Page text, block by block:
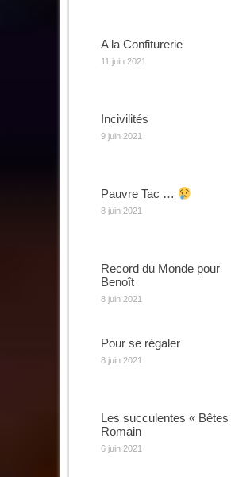
A la Confiturerie
11 juin 2021
Incivilités
9 juin 2021
Pauvre Tac …
8 juin 2021
Record du Monde pour
Benoît
8 juin 2021
Pour se régaler
8 juin 2021
Les succulentes « Bêtes
Romain
6 juin 2021